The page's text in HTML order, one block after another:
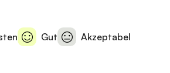
Gut Akzeptabel